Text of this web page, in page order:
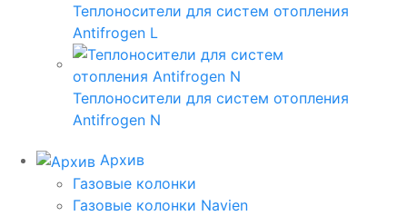
Теплоносители для систем отопления
Antifrogen L
Теплоносители для систем отопления
Antifrogen N
Архив
Газовые колонки
Газовые колонки Navien